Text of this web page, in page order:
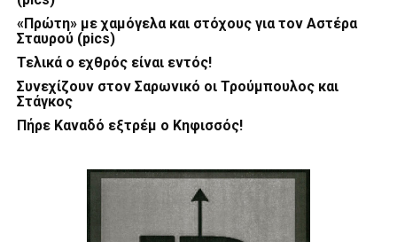
«Πρώτη» με χαμόγελα και στόχους για τον Αστέρα
Σταυρού (pics)
Τελικά ο εχθρός είναι εντός!
Συνεχίζουν στον Σαρωνικό οι Τρούμπουλος και
Στάγκος
Πήρε Καναδό εξτρέμ ο Κηφισσός!